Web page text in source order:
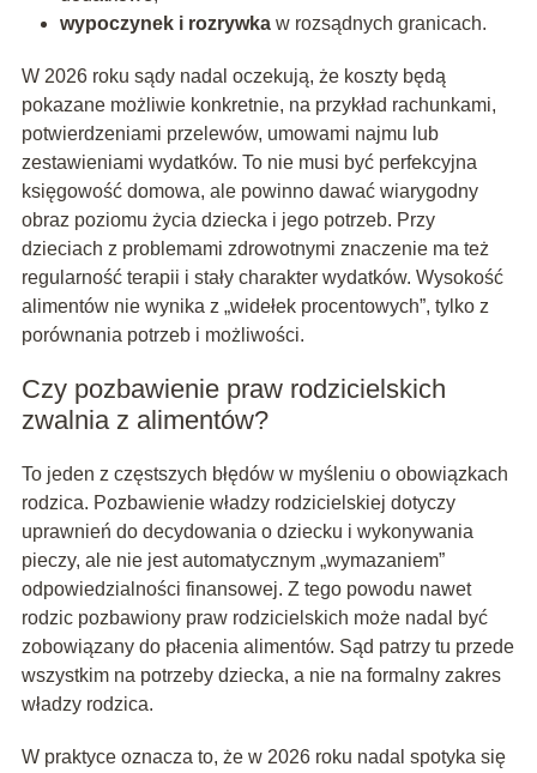
wypoczynek i rozrywkaw rozsądnych granicach.
W 2026 roku sądy nadal oczekują, że koszty będą
pokazane możliwie konkretnie, na przykład rachunkami,
potwierdzeniami przelewów, umowami najmu lub
zestawieniami wydatków. To nie musi być perfekcyjna
księgowość domowa, ale powinno dawać wiarygodny
obraz poziomu życia dziecka i jego potrzeb. Przy
dzieciach z problemami zdrowotnymi znaczenie ma też
regularność terapii i stały charakter wydatków. Wysokość
alimentów nie wynika z „widełek procentowych”, tylko z
porównania potrzeb i możliwości.
Czy pozbawienie praw rodzicielskich
zwalnia z alimentów?
To jeden z częstszych błędów w myśleniu o obowiązkach
rodzica. Pozbawienie władzy rodzicielskiej dotyczy
uprawnień do decydowania o dziecku i wykonywania
pieczy, ale nie jest automatycznym „wymazaniem”
odpowiedzialności finansowej. Z tego powodu nawet
rodzic pozbawiony praw rodzicielskich może nadal być
zobowiązany do płacenia alimentów. Sąd patrzy tu przede
wszystkim na potrzeby dziecka, a nie na formalny zakres
władzy rodzica.
W praktyce oznacza to, że w 2026 roku nadal spotyka się